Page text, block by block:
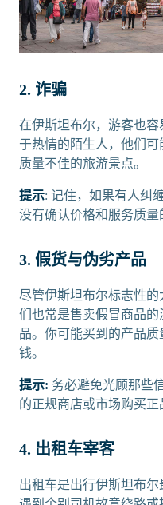
2. 诈骗
在伊斯坦布尔，游客也
于热情的陌生人，他们
质量不佳的旅游景点。
提示: 记住，如果有人纠
没有确认价格和服务质量
3. 假货与伪劣产品
尽管伊斯坦布尔标志性
们也常是售卖假冒商品
品。你可能买到的产品
钱。
提示: 务必避免光顾那些
的正规商店或市场购买正
4. 出租车宰客
出租车是出行伊斯坦布